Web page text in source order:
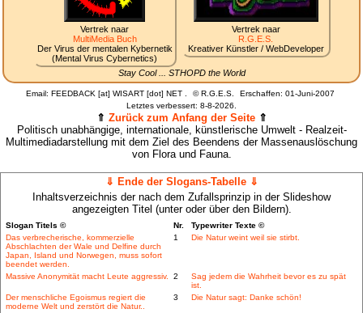
Vertrek naar
MultiMedia Buch
Der Virus der mentalen Kybernetik
(Mental Virus Cybernetics)
Vertrek naar
R.G.E.S.
Kreativer Künstler / WebDeveloper
Stay Cool ... STHOPD the World
Email: FEEDBACK [at] WISART [dot] NET . ©R.G.E.S.
Erschaffen: 01-Juni-2007
Letztes verbessert: 8-8-2026.
⇑ Zurück zum Anfang der Seite⇑
Politisch unabhängige, internationale, künstlerische Umwelt - Realzeit-
Multimediadarstellung mit dem Ziel des Beendens der Massenauslöschung
von Flora und Fauna.
⇓ Ende der Slogans-Tabelle ⇓
Inhaltsverzeichnis der nach dem Zufallsprinzip in der Slideshow
angezeigten Titel (unter oder über den Bildern).
Slogan Titels © Nr.
Typewriter Texte ©
Das verbrecherische, kommerzielle
Abschlachten der Wale und Delfine durch
Japan, Island und Norwegen, muss sofort
beendet werden.
1 Die Natur weint weil sie stirbt.
Massive Anonymität macht Leute aggressiv. 2
Sag jedem die Wahrheit bevor es zu spät
ist.
Der menschliche Egoismus regiert die
moderne Welt und zerstört die Natur..
3 Die Natur sagt: Danke schön!